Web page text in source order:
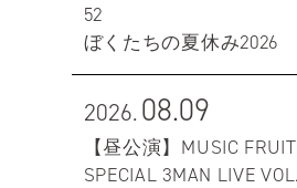
52
ぼくたちの夏休み2026
2026.08.09
【昼公演】MUSIC
SPECIAL 3MAN LIVE